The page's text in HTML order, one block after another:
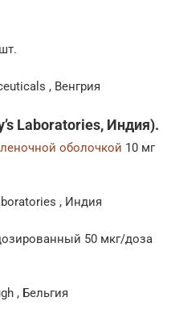
, Венгрия
Laboratories, Индия).
оболочкой 10 мг
, Индия
50 мкг/доза
, Бельгия